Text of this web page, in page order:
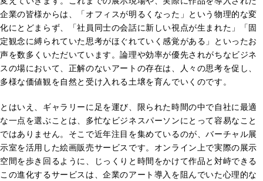
企業の皆様からは、「オフィスが明るくなった」という物理的な変
化にとどまらず、「社員同士の会話に新しい視点が生まれた」「固
定観念に縛られていた思考がほぐれていく感覚がある」といったお
声を数多くいただいています。論理や効率が優先されがちなビジネ
スの場において、正解のないアートの存在は、人々の思考を促し、
多様な価値観を自然と受け入れる土壌を育んでいくのです。
とはいえ、ギャラリーに足を運び、限られた時間の中で自社に最適
な一点を選ぶことは、多忙なビジネスパーソンにとって容易なこと
ではありません。そこで近年注目を集めているのが、バーチャル展
示室を活用した絵画販売サービスです。オンライン上で実際の展示
空間を歩き回るように、じっくりと時間をかけて作品と対峙できる
この進化するサービスは、企業のアート導入を阻んでいた心理的な